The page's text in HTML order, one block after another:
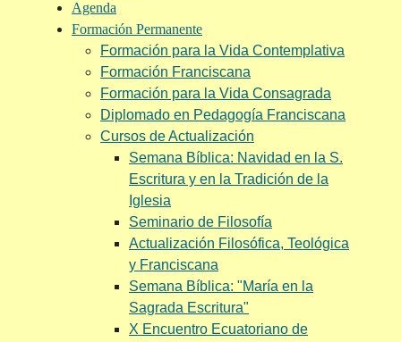
Agenda
Formación Permanente
Formación para la Vida Contemplativa
Formación Franciscana
Formación para la Vida Consagrada
Diplomado en Pedagogía Franciscana
Cursos de Actualización
Semana Bíblica: Navidad en la S.
Escritura y en la Tradición de la
Iglesia
Seminario de Filosofía
Actualización Filosófica, Teológica
y Franciscana
Semana Bíblica: "María en la
Sagrada Escritura"
X Encuentro Ecuatoriano de